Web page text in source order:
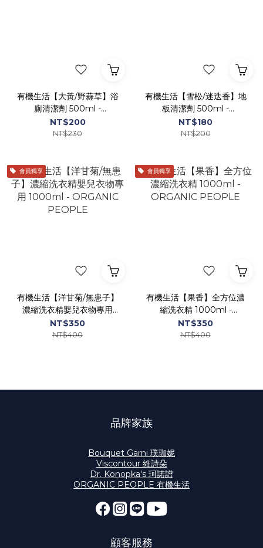
有機生活【大黃/野蒜草】浴
廁清潔劑 500ml -
ORGANIC PEOPLE
NT$200
NT$230
有機生活【雪松/迷迭香】地
板清潔劑 500ml -
ORGANIC PEOPLE
NT$180
NT$200
會員獨享
有機生活【洋甘菊/無患子】
濃縮洗衣精嬰兒衣物專用
1000ml - ORGANIC
PEOPLE
NT$350
NT$400
會員獨享
有機生活【果香】全方位濃
縮洗衣精 1000ml -
ORGANIC PEOPLE
NT$350
NT$400
品牌家族
Bouquet Garni 璞珈妮
Viscontour 維詩朵
Dr. Konopka's 珂諾譜
ORGANIC PEOPLE 有機生活
顧客服務